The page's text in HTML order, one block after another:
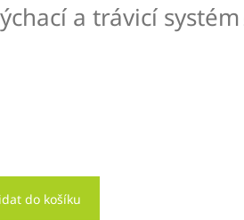
a trávicí systém
do košíku